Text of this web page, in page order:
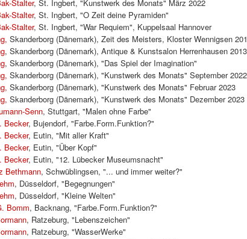
Stalter, St. Ingbert, "Kunstwerk des Monats" März 2022
Stalter, St. Ingbert, "O Zeit deine Pyramiden"
Stalter, St. Ingbert, "War Requiem", Kuppelsaal Hannover
Skanderborg (Dänemark), Zeit des Meisters, Kloster Wennigsen
, Skanderborg (Dänemark), Antique & Kunstsalon Herrenhausen 2013
, Skanderborg (Dänemark), "Das Spiel der Imagination"
Skanderborg (Dänemark), "Kunstwerk des Monats" September 2022
Skanderborg (Dänemark), "Kunstwerk des Monats" Februar 2023
Skanderborg (Dänemark), "Kunstwerk des Monats" Dezember 2023
Senn, Stuttgart, "Malen ohne Farbe"
Becker, Bujendorf, "Farbe.Form.Funktion?"
Becker, Eutin, "Mit aller Kraft"
Becker, Eutin, "Über Kopf"
Becker, Eutin, "12. Lübecker Museumsnacht"
Bethmann, Schwüblingsen, "... und immer weiter?"
, Düsseldorf, "Begegnungen"
, Düsseldorf, "Kleine Welten"
Bomm, Backnang, "Farbe.Form.Funktion?"
, Ratzeburg, "Lebenszeichen"
, Ratzeburg, "WasserWerke"